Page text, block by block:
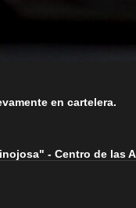
en cartelera.
- Centro de las